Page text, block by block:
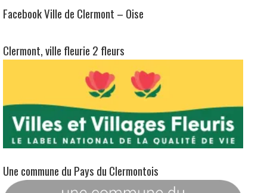
Facebook Ville de Clermont – Oise
Clermont, ville fleurie 2 fleurs
Une commune du Pays du Clermontois